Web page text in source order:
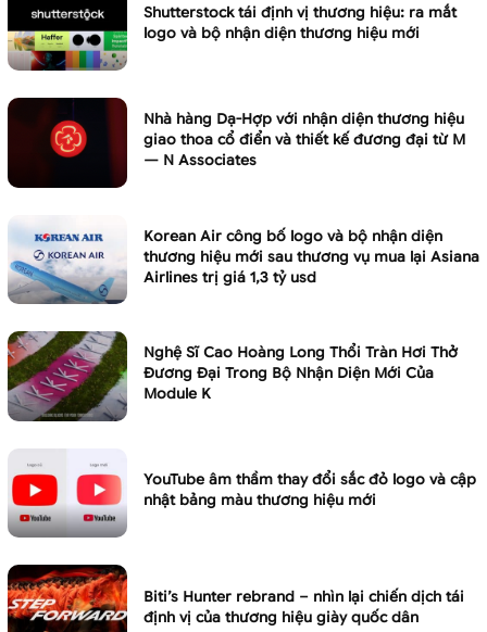
Shutterstock tái định vị thương hiệu: ra mắt
logo và bộ nhận diện thương hiệu mới
Nhà hàng Dạ-Hợp với nhận diện thương hiệu
giao thoa cổ điển và thiết kế đương đại từ M
— N Associates
Korean Air công bố logo và bộ nhận diện
thương hiệu mới sau thương vụ mua lại Asiana
Airlines trị giá 1,3 tỷ usd
Nghệ Sĩ Cao Hoàng Long Thổi Tràn Hơi Thở
Đương Đại Trong Bộ Nhận Diện Mới Của
Module K
YouTube âm thầm thay đổi sắc đỏ logo và cập
nhật bảng màu thương hiệu mới
Biti’s Hunter rebrand – nhìn lại chiến dịch tái
định vị của thương hiệu giày quốc dân